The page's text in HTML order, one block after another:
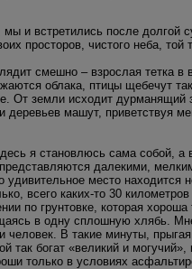
мы и встретились после
просторов, чистого неба,
смешно – взрослая тетка
облака, птицы щебечут
От земли исходит
деревьев машут, приветствуя
я становлюсь сама собой,
далекими,
удивительное место находится
всего каких-то 30
по грунтовке, которая
в одну сплошную хлябь.
человек. В такие минуты,
так богат «великий и
только в условиях